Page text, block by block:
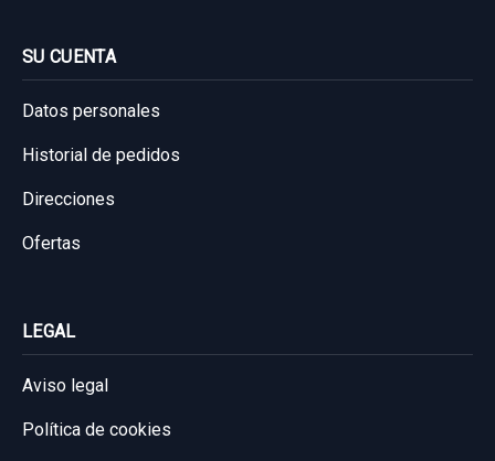
MITSUBISHI MONTERO (V60/V70) 3.2 DI-D
GLS (3-PTAS.)
40,00 €
SU CUENTA
Datos personales
Historial de pedidos
Direcciones
Ofertas
LEGAL
Aviso legal
Política de cookies